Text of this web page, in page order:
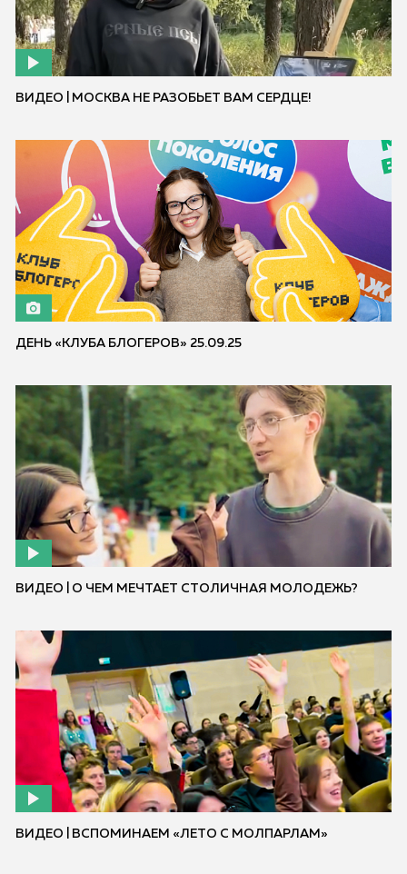
ВИДЕО | МОСКВА НЕ РАЗОБЬЕТ ВАМ СЕРДЦЕ!
ДЕНЬ «КЛУБА БЛОГЕРОВ» 25.09.25
ВИДЕО | О ЧЕМ МЕЧТАЕТ СТОЛИЧНАЯ МОЛОДЕЖЬ?
ВИДЕО | ВСПОМИНАЕМ «ЛЕТО С МОЛПАРЛАМ»